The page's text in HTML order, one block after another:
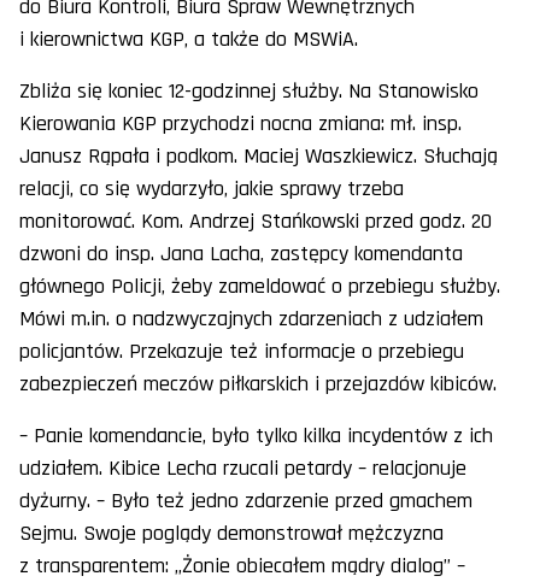
do Biura Kontroli, Biura Spraw Wewnętrznych
i kierownictwa KGP, a także do MSWiA.
Zbliża się koniec 12-godzinnej służby. Na Stanowisko
Kierowania KGP przychodzi nocna zmiana: mł. insp.
Janusz Rąpała i podkom. Maciej Waszkiewicz. Słuchają
relacji, co się wydarzyło, jakie sprawy trzeba
monitorować. Kom. Andrzej Stańkowski przed godz. 20
dzwoni do insp. Jana Lacha, zastępcy komendanta
głównego Policji, żeby zameldować o przebiegu służby.
Mówi m.in. o nadzwyczajnych zdarzeniach z udziałem
policjantów. Przekazuje też informacje o przebiegu
zabezpieczeń meczów piłkarskich i przejazdów kibiców.
– Panie komendancie, było tylko kilka incydentów z ich
udziałem. Kibice Lecha rzucali petardy – relacjonuje
dyżurny. – Było też jedno zdarzenie przed gmachem
Sejmu. Swoje poglądy demonstrował mężczyzna
z transparentem: „Żonie obiecałem mądry dialog” –